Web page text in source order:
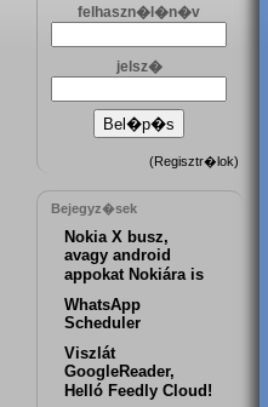
felhaszn�l�n�v
jelsz�
(Regisztr�lok)
Bejegyz�sek
Nokia X busz,
avagy android
appokat Nokiára is
WhatsApp
Scheduler
Viszlát
GoogleReader,
Helló Feedly Cloud!